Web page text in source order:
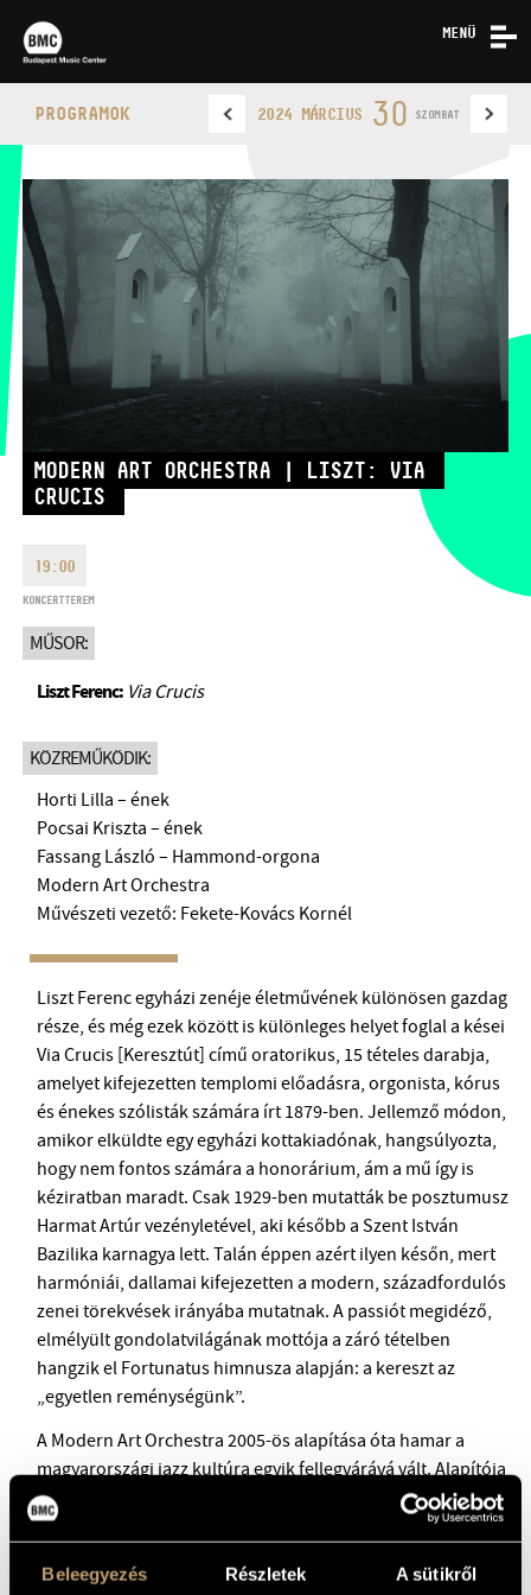
Beleegyezés Részletek A sütikről
MENÜ
KAPCSOLAT
TELEFON
info@bmc.hu
JEGYPÉNZTÁR
BMC HÁZ
OPUS JAZZ CLUB
BMC RECORDS
ZENEI INFORMÁCIÓS KÖZPONT ÉS KÖNYVTÁR
BMC NEMZETKÖZI CIMBALOMVERSENY 2019
PROGRAMOK 2024 MÁRCIUS 30 SZOMBAT
MODERN ART ORCHESTRA | LISZT: VIA
CRUCIS
19:00
KONCERTTEREM
MŰSOR:
Liszt Ferenc: Via Crucis
KÖZREMŰKÖDIK:
Horti Lilla – ének
Pocsai Kriszta – ének
Fassang László – Hammond-orgona
Modern Art Orchestra
Művészeti vezető: Fekete-Kovács Kornél
Liszt Ferenc egyházi zenéje életművének különösen gazdag
része, és még ezek között is különleges helyet foglal a kései
Via Crucis [Keresztút] című oratorikus, 15 tételes darabja,
amelyet kifejezetten templomi előadásra, orgonista, kórus
és énekes szólisták számára írt 1879-ben. Jellemző módon,
amikor elküldte egy egyházi kottakiadónak, hangsúlyozta,
hogy nem fontos számára a honorárium, ám a mű így is
kéziratban maradt. Csak 1929-ben mutatták be posztumusz
Harmat Artúr vezényletével, aki később a Szent István
Bazilika karnagya lett. Talán éppen azért ilyen későn, mert
harmóniái, dallamai kifejezetten a modern, századfordulós
zenei törekvések irányába mutatnak. A passiót megidéző,
elmélyült gondolatvilágának mottója a záró tételben
hangzik el Fortunatus himnusza alapján: a kereszt az
„egyetlen reménységünk”.
A Modern Art Orchestra 2005-ös alapítása óta hamar a
magyarországi jazz kultúra egyik fellegvárává vált. Alapítója
és művészeti vezetője, Fekete-Kovács Kornél azért
választotta ezt a nevet, hogy a jazz világában állva a kortárs
klasszikus zenében otthonos hangszeresek éppen úgy,